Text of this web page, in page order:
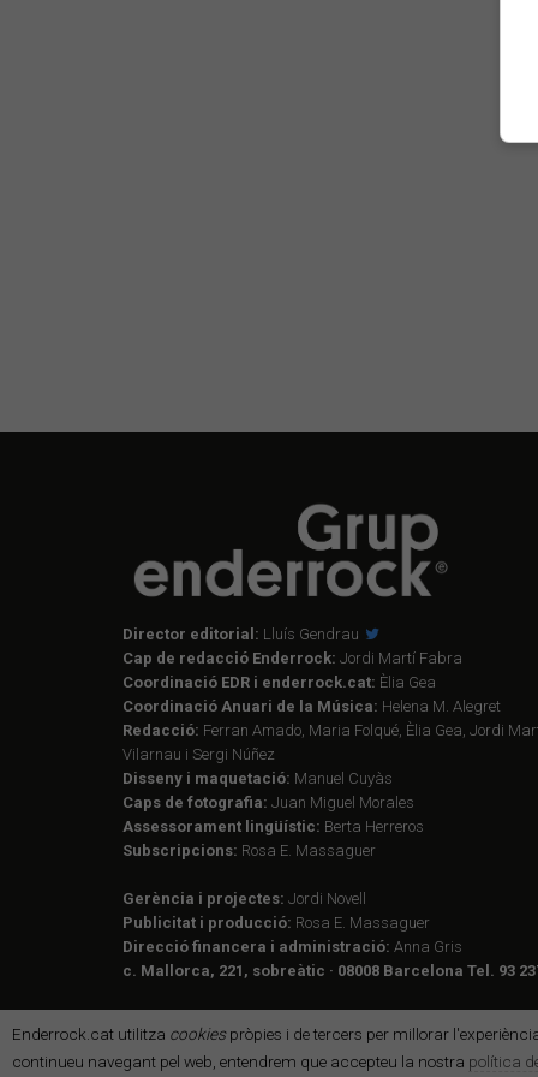
Enderrock.cat utilitza cookiespròpies i de tercers per millorar
continueu navegant pel web, entendrem que accepteu la nostra política
Director editorial: Lluís Gendrau
Cap de redacció Enderrock: Jordi Martí Fabra
Coordinació EDR i enderrock.cat: Èlia Gea
Coordinació Anuari de la Música: Helena M. Alegret
Redacció: Ferran Amado, Maria Folqué, Èlia Gea, Jordi
Vilarnau i Sergi Núñez
Disseny i maquetació: Manuel Cuyàs
Caps de fotografia: Juan Miguel Morales
Assessorament lingüístic: Berta Herreros
Subscripcions: Rosa E. Massaguer
Gerència i projectes: Jordi Novell
Publicitat i producció: Rosa E. Massaguer
Direcció financera i administració: Anna Gris
c. Mallorca, 221, sobreàtic · 08008 Barcelona Tel. 93